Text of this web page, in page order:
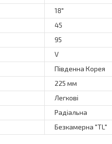
18"
45
95
V
Південна Корея
225 мм
Легкові
Радіальна
Безкамерна "TL"